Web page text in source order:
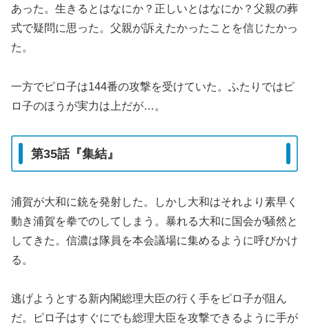
あった。生きるとはなにか？正しいとはなにか？父親の葬
式で疑問に思った。父親が訴えたかったことを信じたかっ
た。
一方でピロ子は144番の攻撃を受けていた。ふたりではピ
ロ子のほうが実力は上だが…。
第35話『集結』
浦賀が大和に銃を発射した。しかし大和はそれより素早く
動き浦賀を拳でのしてしまう。暴れる大和に国会が騒然と
してきた。信濃は隊員を本会議場に集めるように呼びかけ
る。
逃げようとする新内閣総理大臣の行く手をピロ子が阻ん
だ。ピロ子はすぐにでも総理大臣を攻撃できるように手が